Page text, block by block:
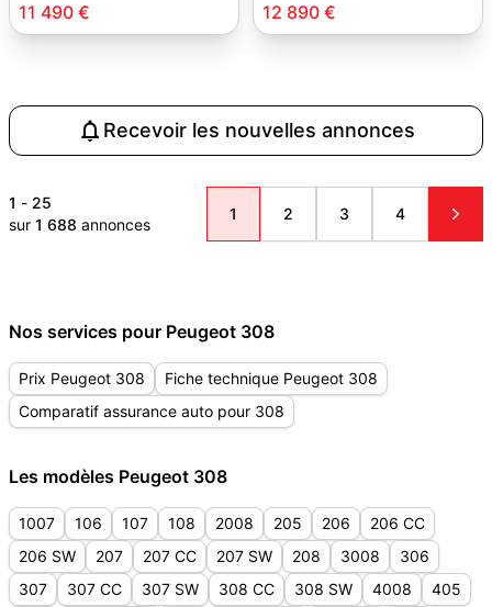
11 490 € 12 890 €
Recevoir les nouvelles annonces
1 - 25
sur 1 688 annonces
1 2 3 4
Nos services pour Peugeot 308
Prix Peugeot 308
Fiche technique Peugeot 308
Comparatif assurance auto pour 308
Les modèles Peugeot 308
1007 106 107 108 2008 205 206
206 CC
206 SW
207 207 CC 207 SW 208 3008
306
307
307 CC 307 SW 308 CC 308 SW 4008
405